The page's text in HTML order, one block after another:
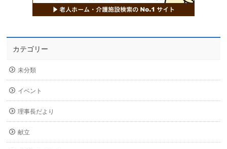
カテゴリー
未分類
イベント
理事長だより
献立